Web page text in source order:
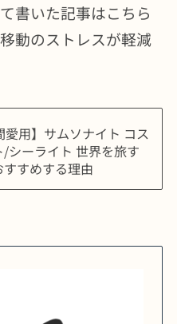
書いた記事はこちら
動のストレスが軽減
愛用】サムソナイト コス
/シーライト 世界を旅す
すすめする理由